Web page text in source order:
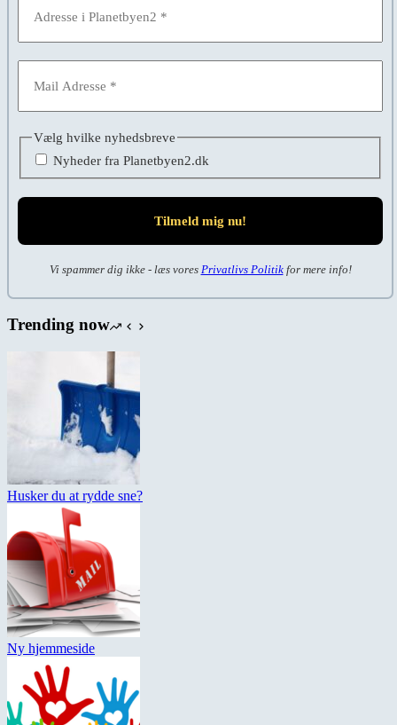
Vælg hvilke nyhedsbreve
Nyheder fra Planetbyen2.dk
Vi spammer dig ikke - læs vores Privatlivs Politikfor mere info!
Trending now
Husker du at rydde sne?
Ny hjemmeside